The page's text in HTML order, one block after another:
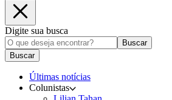
Digite sua busca
Buscar
Buscar
Últimas notícias
Colunistas